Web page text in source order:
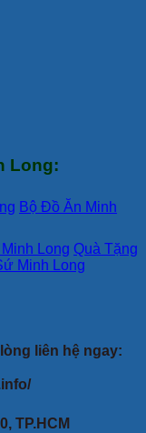
Long:
Bộ Đồ Ăn Minh
Long Quà Tặng
Minh Long
liên hệ ngay:
TP.HCM